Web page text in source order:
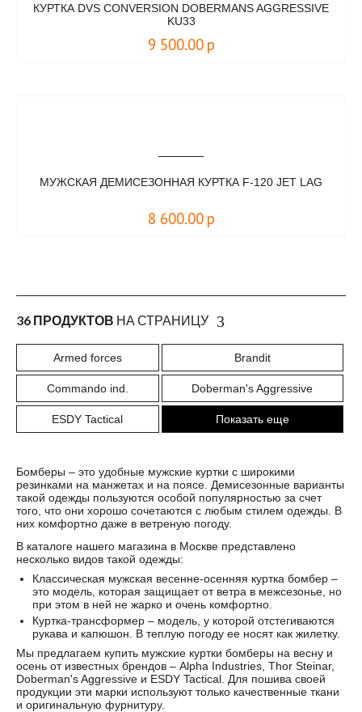
КУРТКА DVS CONVERSION DOBERMANS AGGRESSIVE
KU33
9 500.00 р
МУЖСКАЯ ДЕМИСЕЗОННАЯ КУРТКА F-120 JET LAG
8 600.00 р
36 ПРОДУКТОВ НА СТРАНИЦУ
Armed forces Brandit
Commando ind. Doberman's Aggressive
ESDY Tactical Показать еще
Бомберы – это удобные мужские куртки с широкими
резинками на манжетах и на поясе. Демисезонные варианты
такой одежды пользуются особой популярностью за счет
того, что они хорошо сочетаются с любым стилем одежды. В
них комфортно даже в ветреную погоду.
В каталоге нашего магазина в Москве представлено
несколько видов такой одежды:
Классическая мужская весенне-осенняя куртка бомбер –
это модель, которая защищает от ветра в межсезонье, но
при этом в ней не жарко и очень комфортно.
Куртка-трансформер – модель, у которой отстегиваются
рукава и капюшон. В теплую погоду ее носят как жилетку.
Мы предлагаем купить мужские куртки бомберы на весну и
осень от известных брендов – Alpha Industries, Thor Steinar,
Doberman's Aggressive и ESDY Tactical. Для пошива своей
продукции эти марки используют только качественные ткани
и оригинальную фурнитуру.